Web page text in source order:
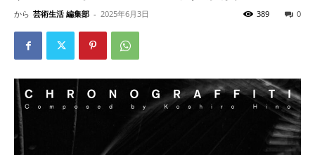
から 芸術生活 編集部 - 2025年6月3日 0
389